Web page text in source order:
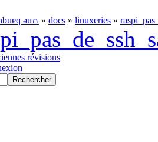
ǝu∩ » docs » linuxeries »
révisions